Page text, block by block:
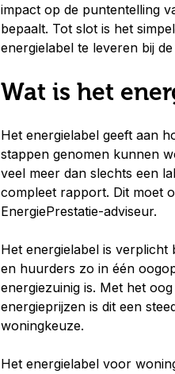
impact op de puntentelling
bepaalt. Tot slot is het
energielabel te leveren bij
Wat is het
Het energielabel geeft aan
stappen genomen kunnen
veel meer dan slechts een
compleet rapport. Dit moet
EnergiePrestatie-adviseur.
Het energielabel is
en huurders zo in één
energiezuinig is. Met het
energieprijzen is dit een
woningkeuze.
Het energielabel voor